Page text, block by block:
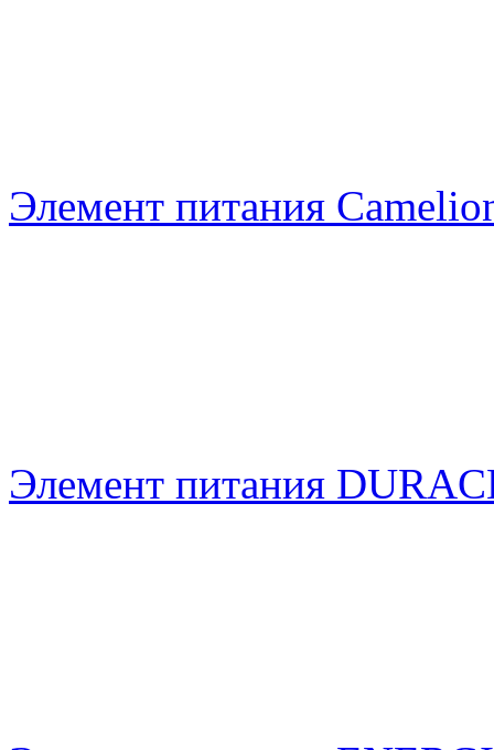
Элемент питания
Элемент питания